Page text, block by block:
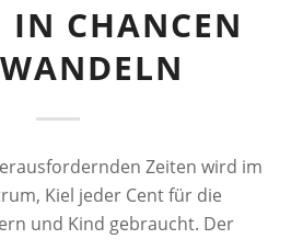
IN CHANCEN
Zeiten wird im
Kiel jeder Cent für die
und Kind gebraucht. Der